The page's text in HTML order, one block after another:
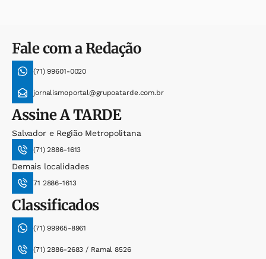
Fale com a Redação
(71) 99601-0020
jornalismoportal@grupoatarde.com.br
AssineA TARDE
Salvador e Região Metropolitana
(71) 2886-1613
Demais localidades
71 2886-1613
Classificados
(71) 99965-8961
(71) 2886-2683 / Ramal 8526